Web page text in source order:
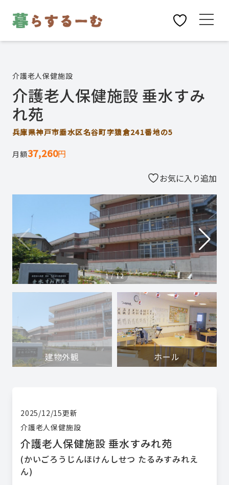
介護老人保健施設
介護老人保健施設 垂水すみ
れ苑
兵庫県神戸市垂水区名谷町字猿倉241番地の5
月額37,260円
お気に入り追加
1/12
建物外観 ホール
2025/12/15更新
介護老人保健施設
介護老人保健施設 垂水すみれ苑
(かいごろうじんほけんしせつ たるみすみれえ
ん)